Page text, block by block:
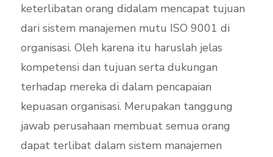
keterlibatan orang didalam mencapat tujuan
dari sistem manajemen mutu ISO 9001 di
organisasi. Oleh karena itu haruslah jelas
kompetensi dan tujuan serta dukungan
terhadap mereka di dalam pencapaian
kepuasan organisasi. Merupakan tanggung
jawab perusahaan membuat semua orang
dapat terlibat dalam sistem manajemen